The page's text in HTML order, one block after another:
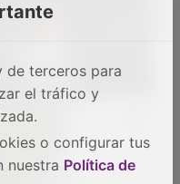
de terceros para
el tráfico y
o configurar tus
nuestra Política de